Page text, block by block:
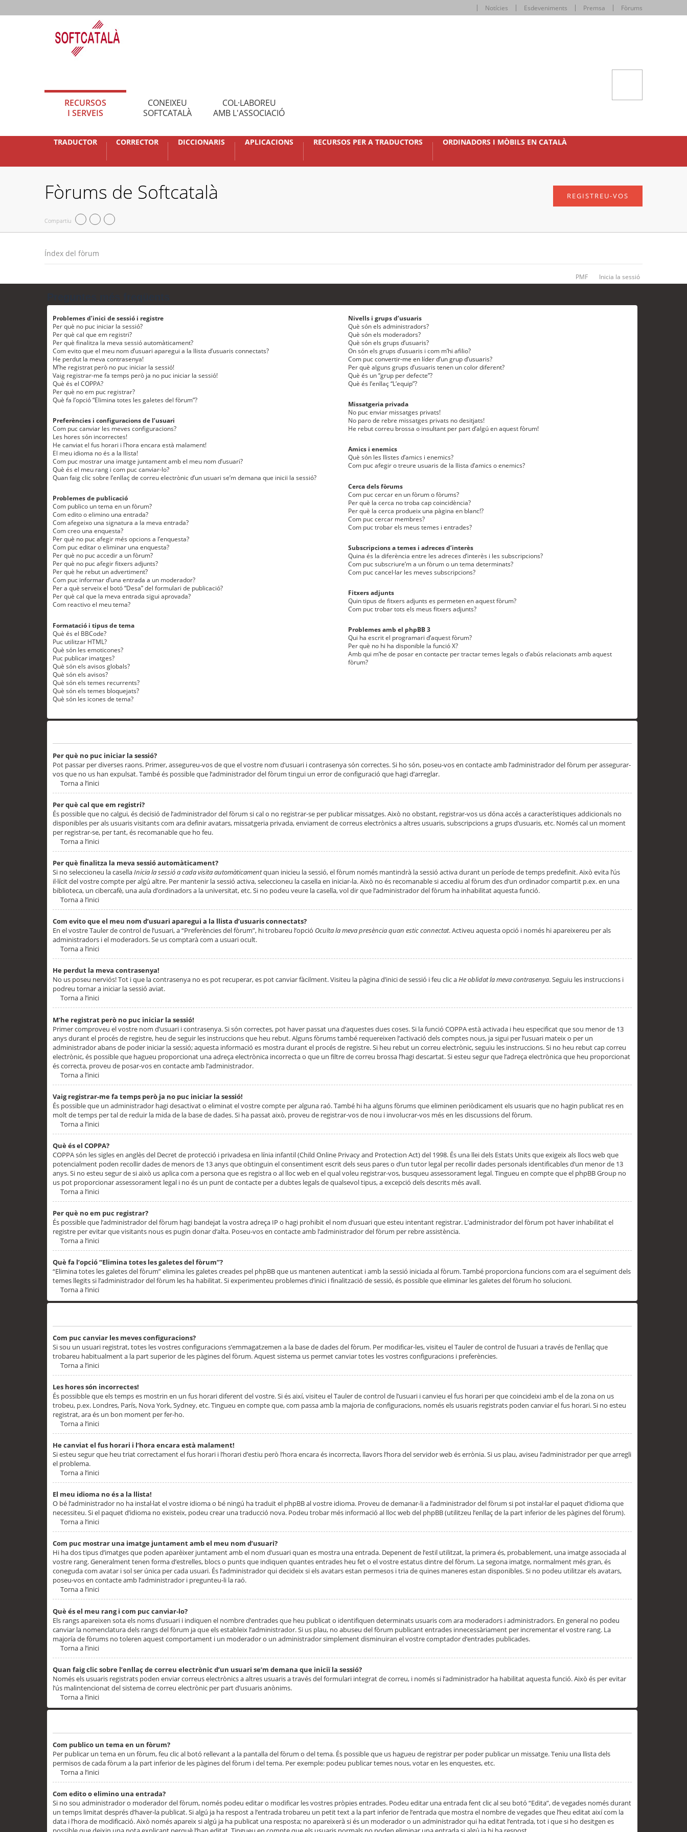
Notícies Esdeveniments Premsa Fòrums
RECURSOS
I SERVEIS
CONEIXEU
SOFTCATALÀ
COL·LABOREU
AMB L'ASSOCIACIÓ
TRADUCTOR CORRECTOR DICCIONARIS APLICACIONS RECURSOS PER A TRADUCTORS ORDINADORS I MÒBILS EN CATALÀ
Fòrums de Softcatalà
Compartiu
REGISTREU-VOS
Índex del fòrum
PMF Inicia la sessió
Problemes d’inici de sessió i registre
Per què no puc iniciar la sessió?
Per què cal que em registri?
Per què finalitza la meva sessió automàticament?
Com evito que el meu nom d’usuari aparegui a la llista d’usuaris connectats?
He perdut la meva contrasenya!
M’he registrat però no puc iniciar la sessió!
Vaig registrar-me fa temps però ja no puc iniciar la sessió!
Què és el COPPA?
Per què no em puc registrar?
Què fa l’opció “Elimina totes les galetes del fòrum”?
Preferències i configuracions de l’usuari
Com puc canviar les meves configuracions?
Les hores són incorrectes!
He canviat el fus horari i l’hora encara està malament!
El meu idioma no és a la llista!
Com puc mostrar una imatge juntament amb el meu nom d’usuari?
Què és el meu rang i com puc canviar-lo?
Quan faig clic sobre l’enllaç de correu electrònic d’un usuari se’m demana que iniciï la sessió?
Problemes de publicació
Com publico un tema en un fòrum?
Com edito o elimino una entrada?
Com afegeixo una signatura a la meva entrada?
Com creo una enquesta?
Per què no puc afegir més opcions a l’enquesta?
Com puc editar o eliminar una enquesta?
Per què no puc accedir a un fòrum?
Per què no puc afegir fitxers adjunts?
Per què he rebut un advertiment?
Com puc informar d’una entrada a un moderador?
Per a què serveix el botó “Desa” del formulari de publicació?
Per què cal que la meva entrada sigui aprovada?
Com reactivo el meu tema?
Formatació i tipus de tema
Què és el BBCode?
Puc utilitzar HTML?
Què són les emoticones?
Puc publicar imatges?
Què són els avisos globals?
Què són els avisos?
Què són els temes recurrents?
Què són els temes bloquejats?
Què són les icones de tema?
Nivells i grups d’usuaris
Què són els administradors?
Què són els moderadors?
Què són els grups d’usuaris?
On són els grups d’usuaris i com m’hi afilio?
Com puc convertir-me en líder d’un grup d’usuaris?
Per què alguns grups d’usuaris tenen un color diferent?
Què és un “grup per defecte”?
Què és l’enllaç “L’equip”?
Missatgeria privada
No puc enviar missatges privats!
No paro de rebre missatges privats no desitjats!
He rebut correu brossa o insultant per part d’algú en aquest fòrum!
Amics i enemics
Què són les llistes d’amics i enemics?
Com puc afegir o treure usuaris de la llista d’amics o enemics?
Cerca dels fòrums
Com puc cercar en un fòrum o fòrums?
Per què la cerca no troba cap coincidència?
Per què la cerca produeix una pàgina en blanc!?
Com puc cercar membres?
Com puc trobar els meus temes i entrades?
Subscripcions a temes i adreces d’interès
Quina és la diferència entre les adreces d’interès i les subscripcions?
Com puc subscriure’m a un fòrum o un tema determinats?
Com puc cancel·lar les meves subscripcions?
Fitxers adjunts
Quin tipus de fitxers adjunts es permeten en aquest fòrum?
Com puc trobar tots els meus fitxers adjunts?
Problemes amb el phpBB 3
Qui ha escrit el programari d’aquest fòrum?
Per què no hi ha disponible la funció X?
Amb qui m’he de posar en contacte per tractar temes legals o d’abús relacionats amb aquest
fòrum?
Per què no puc iniciar la sessió?
Pot passar per diverses raons. Primer, assegureu-vos de que el vostre nom d’usuari i contrasenya són correctes. Si ho són, poseu-vos en contacte amb l’administrador del fòrum per assegurar-
vos que no us han expulsat. També és possible que l’administrador del fòrum tingui un error de configuració que hagi d’arreglar.
Torna a l’inici
Per què cal que em registri?
És possible que no calgui, és decisió de l’administrador del fòrum si cal o no registrar-se per publicar missatges. Això no obstant, registrar-vos us dóna accés a característiques addicionals no
disponibles per als usuaris visitants com ara definir avatars, missatgeria privada, enviament de correus electrònics a altres usuaris, subscripcions a grups d’usuaris, etc. Només cal un moment
per registrar-se, per tant, és recomanable que ho feu.
Torna a l’inici
Per què finalitza la meva sessió automàticament?
Si no seleccioneu la casellaInicia la sessió a cada visita automàticamentquan inicieu la sessió, el fòrum només mantindrà la sessió activa durant un període de temps predefinit. Això evita l’ús
il·lícit del vostre compte per algú altre. Per mantenir la sessió activa, seleccioneu la casella en iniciar-la. Això no és recomanable si accediu al fòrum des d’un ordinador compartit p.ex. en una
biblioteca, un cibercafè, una aula d’ordinadors a la universitat, etc. Si no podeu veure la casella, vol dir que l’administrador del fòrum ha inhabilitat aquesta funció.
Torna a l’inici
Com evito que el meu nom d’usuari aparegui a la llista d’usuaris connectats?
En el vostre Tauler de control de l’usuari, a “Preferències del fòrum”, hi trobareu l’opció Oculta la meva presència quan estic connectat. Activeu aquesta opció i només hi apareixereu per als
administradors i el moderadors. Se us comptarà com a usuari ocult.
Torna a l’inici
He perdut la meva contrasenya!
No us poseu nerviós! Tot i que la contrasenya no es pot recuperar, es pot canviar fàcilment. Visiteu la pàgina d’inici de sessió i feu clic aHe oblidat la meva contrasenya. Seguiu les instruccions i
podreu tornar a iniciar la sessió aviat.
Torna a l’inici
M’he registrat però no puc iniciar la sessió!
Primer comproveu el vostre nom d’usuari i contrasenya. Si són correctes, pot haver passat una d’aquestes dues coses. Si la funció COPPA està activada i heu especificat que sou menor de 13
anys durant el procés de registre, heu de seguir les instruccions que heu rebut. Alguns fòrums també requereixen l’activació dels comptes nous, ja sigui per l’usuari mateix o per un
administrador abans de poder iniciar la sessió; aquesta informació es mostra durant el procés de registre. Si heu rebut un correu electrònic, seguiu les instruccions. Si no heu rebut cap correu
electrònic, és possible que hagueu proporcionat una adreça electrònica incorrecta o que un filtre de correu brossa l’hagi descartat. Si esteu segur que l’adreça electrònica que heu proporcionat
és correcta, proveu de posar-vos en contacte amb l’administrador.
Torna a l’inici
Vaig registrar-me fa temps però ja no puc iniciar la sessió!
És possible que un administrador hagi desactivat o eliminat el vostre compte per alguna raó. També hi ha alguns fòrums que eliminen periòdicament els usuaris que no hagin publicat res en
molt de temps per tal de reduir la mida de la base de dades. Si ha passat això, proveu de registrar-vos de nou i involucrar-vos més en les discussions del fòrum.
Torna a l’inici
Què és el COPPA?
COPPA són les sigles en anglès del Decret de protecció i privadesa en línia infantil (Child Online Privacy and Protection Act) del 1998. És una llei dels Estats Units que exigeix als llocs web que
potencialment poden recollir dades de menors de 13 anys que obtinguin el consentiment escrit dels seus pares o d’un tutor legal per recollir dades personals identificables d’un menor de 13
anys. Si no esteu segur de si això us aplica com a persona que es registra o al lloc web en el qual voleu registrar-vos, busqueu assessorament legal. Tingueu en compte que el phpBB Group no
us pot proporcionar assessorament legal i no és un punt de contacte per a dubtes legals de qualsevol tipus, a excepció dels descrits més avall.
Torna a l’inici
Per què no em puc registrar?
És possible que l’administrador del fòrum hagi bandejat la vostra adreça IP o hagi prohibit el nom d’usuari que esteu intentant registrar. L’administrador del fòrum pot haver inhabilitat el
registre per evitar que visitants nous es pugin donar d’alta. Poseu-vos en contacte amb l’administrador del fòrum per rebre assistència.
Torna a l’inici
Què fa l’opció “Elimina totes les galetes del fòrum”?
“Elimina totes les galetes del fòrum” elimina les galetes creades pel phpBB que us mantenen autenticat i amb la sessió iniciada al fòrum. També proporciona funcions com ara el seguiment dels
temes llegits si l’administrador del fòrum les ha habilitat. Si experimenteu problemes d’inici i finalització de sessió, és possible que eliminar les galetes del fòrum ho solucioni.
Torna a l’inici
Com puc canviar les meves configuracions?
Si sou un usuari registrat, totes les vostres configuracions s’emmagatzemen a la base de dades del fòrum. Per modificar-les, visiteu el Tauler de control de l’usuari a través de l’enllaç que
trobareu habitualment a la part superior de les pàgines del fòrum. Aquest sistema us permet canviar totes les vostres configuracions i preferències.
Torna a l’inici
Les hores són incorrectes!
És possibble que els temps es mostrin en un fus horari diferent del vostre. Si és així, visiteu el Tauler de control de l’usuari i canvieu el fus horari per que coincideixi amb el de la zona on us
trobeu, p.ex. Londres, París, Nova York, Sydney, etc. Tingueu en compte que, com passa amb la majoria de configuracions, només els usuaris registrats poden canviar el fus horari. Si no esteu
registrat, ara és un bon moment per fer-ho.
Torna a l’inici
He canviat el fus horari i l’hora encara està malament!
Si esteu segur que heu triat correctament el fus horari i l’horari d’estiu però l’hora encara és incorrecta, llavors l’hora del servidor web és errònia. Si us plau, aviseu l’administrador per que arregli
el problema.
Torna a l’inici
El meu idioma no és a la llista!
O bé l’administrador no ha instal·lat el vostre idioma o bé ningú ha traduït el phpBB al vostre idioma. Proveu de demanar-li a l’administrador del fòrum si pot instal·lar el paquet d’idioma que
necessiteu. Si el paquet d’idioma no existeix, podeu crear una traducció nova. Podeu trobar més informació al lloc web del phpBB (utilitzeu l’enllaç de la part inferior de les pàgines del fòrum).
Torna a l’inici
Com puc mostrar una imatge juntament amb el meu nom d’usuari?
Hi ha dos tipus d’imatges que poden aparèixer juntament amb el nom d’usuari quan es mostra una entrada. Depenent de l’estil utilitzat, la primera és, probablement, una imatge associada al
vostre rang. Generalment tenen forma d’estrelles, blocs o punts que indiquen quantes entrades heu fet o el vostre estatus dintre del fòrum. La segona imatge, normalment més gran, és
coneguda com avatar i sol ser única per cada usuari. És l’administrador qui decideix si els avatars estan permesos i tria de quines maneres estan disponibles. Si no podeu utilitzar els avatars,
poseu-vos en contacte amb l’administrador i pregunteu-li la raó.
Torna a l’inici
Què és el meu rang i com puc canviar-lo?
Els rangs apareixen sota els noms d’usuari i indiquen el nombre d’entrades que heu publicat o identifiquen determinats usuaris com ara moderadors i administradors. En general no podeu
canviar la nomenclatura dels rangs del fòrum ja que els estableix l’administrador. Si us plau, no abuseu del fòrum publicant entrades innecessàriament per incrementar el vostre rang. La
majoría de fòrums no toleren aquest comportament i un moderador o un administrador simplement disminuiran el vostre comptador d’entrades publicades.
Torna a l’inici
Quan faig clic sobre l’enllaç de correu electrònic d’un usuari se’m demana que iniciï la sessió?
Només els usuaris registrats poden enviar correus electrònics a altres usuaris a través del formulari integrat de correu, i només si l’administrador ha habilitat aquesta funció. Això és per evitar
l’ús malintencionat del sistema de correu electrònic per part d’usuaris anònims.
Torna a l’inici
Com publico un tema en un fòrum?
Per publicar un tema en un fòrum, feu clic al botó rellevant a la pantalla del fòrum o del tema. És possible que us hagueu de registrar per poder publicar un missatge. Teniu una llista dels
permisos de cada fòrum a la part inferior de les pàgines del fòrum i del tema. Per exemple: podeu publicar temes nous, votar en les enquestes, etc.
Torna a l’inici
Com edito o elimino una entrada?
Si no sou administrador o moderador del fòrum, només podeu editar o modificar les vostres pròpies entrades. Podeu editar una entrada fent clic al seu botó “Edita”, de vegades només durant
un temps limitat després d’haver-la publicat. Si algú ja ha respost a l’entrada trobareu un petit text a la part inferior de l’entrada que mostra el nombre de vegades que l’heu editat així com la
data i l’hora de modificació. Això només apareix si algú ja ha publicat una resposta; no apareixerà si és un moderador o un administrador qui ha editat l’entrada, tot i que si ho desitgen es